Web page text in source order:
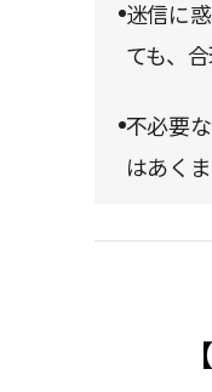
迷信に
ても、
不必要
はあく